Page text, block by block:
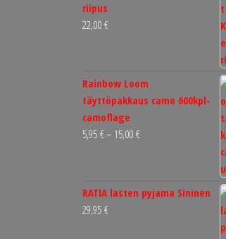
riipus
22,00 €
Rainbow Loom
täyttöpakkaus camo 600kpl-
camoflage
5,95 €– 15,00 €Hintaluokka:
RATIA lasten pyjama Sininen
29,95 €